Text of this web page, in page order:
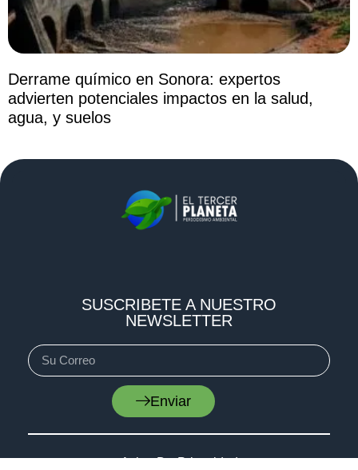
Derrame químico en Sonora: expertos
advierten potenciales impactos en la salud,
agua, y suelos
SUSCRIBETE A NUESTRO
NEWSLETTER
Enviar
Aviso De Privacidad